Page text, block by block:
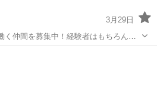
3月29日
仲間を募集中！経験者はもちろん、